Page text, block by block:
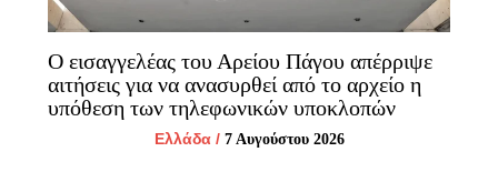
Ο εισαγγελέας του Αρείου Πάγου απέρριψε
αιτήσεις για να ανασυρθεί από το αρχείο η
υπόθεση των τηλεφωνικών υποκλοπών
Ελλάδα/ 7 Αυγούστου 2026